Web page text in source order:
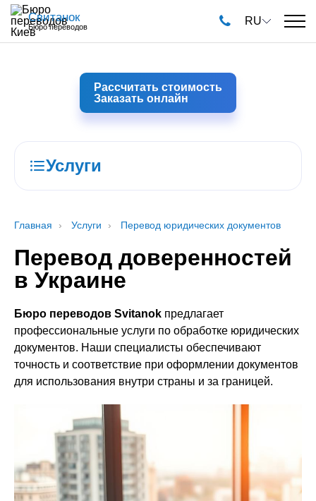
Свитанок
Бюро переводов RU
Рассчитать стоимость
Заказать онлайн
Услуги
Главная Услуги Перевод юридических документов
Перевод доверенностей
в Украине
Бюро переводов Svitanok предлагает
профессиональные услуги по обработке юридических
документов. Наши специалисты обеспечивают
точность и соответствие при оформлении документов
для использования внутри страны и за границей.